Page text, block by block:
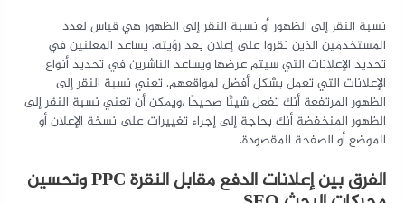
نسبة النقر إلى الظهور أو نسبة النقر إلى الظهور هي قياس لعدد
المستخدمين الذين نقروا على إعلان بعد رؤيته. يساعد المعلنين في
تحديد الإعلانات التي سيتم عرضها ويساعد الناشرين في تحديد أنواع
الإعلانات التي تعمل بشكل أفضل لمواقعهم. تعني نسبة النقر إلى
الظهور المرتفعة أنك تفعل شيئًا صحيحًا ،ويمكن أن تعني نسبة النقر إلى
الظهور المنخفضة أنك بحاجة إلى إجراء تغييرات على نسخة الإعلان أو
الموضع أو الصفحة المقصودة.
الفرق بين إعلانات الدفع مقابل النقرة PPC وتحسين